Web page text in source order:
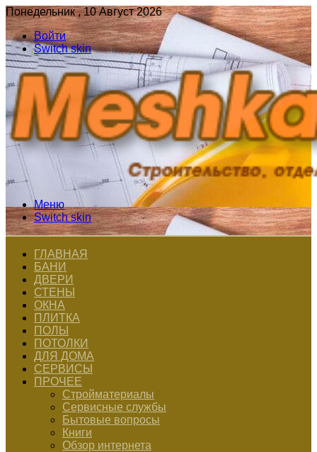
Понедельник , 10 Август 2026
Войти
Switch skin
Меню
Switch skin
ГЛАВНАЯ
БАНИ
ДВЕРИ
СТЕНЫ
ОКНА
ПЛИТКА
ПОЛЫ
ПОТОЛКИ
ДЛЯ ДОМА
СЕРВИСЫ
ПРОЧЕЕ
Стройматериалы
Сервисные службы
Бытовые вопросы
Книги
Обзор интернета